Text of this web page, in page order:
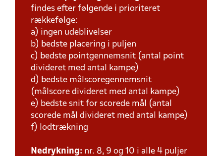
findes efter følgende i prioriteret
rækkefølge:
a) ingen udeblivelser
b) bedste placering i puljen
c) bedste pointgennemsnit (antal point
divideret med antal kampe)
d) bedste målscoregennemsnit
(målscore divideret med antal kampe)
e) bedste snit for scorede mål (antal
scorede mål divideret med antal kampe)
f) lodtrækning
Nedrykning: nr. 8, 9 og 10 i alle 4 puljer